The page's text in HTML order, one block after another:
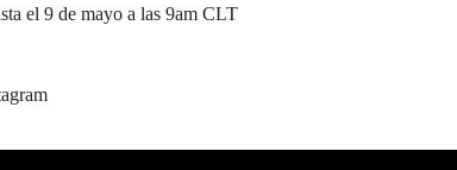
el 9 de mayo a las 9am CLT